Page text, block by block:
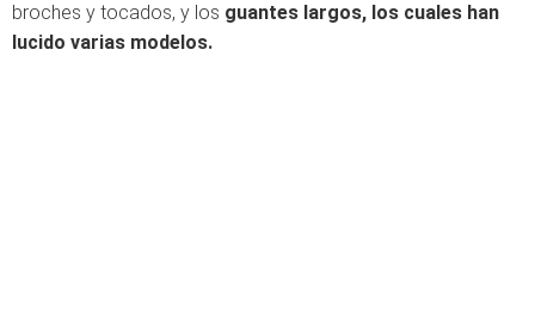
broches y tocados, y los guantes largos, los cuales han
lucido varias modelos.